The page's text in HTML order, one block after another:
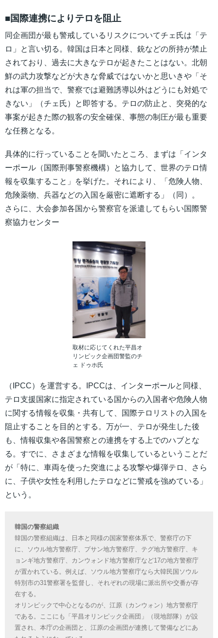
■国際連携によりテロを阻止
同企画団が最も警戒しているリスクについてチェ氏は「テ
ロ」と言い切る。韓国は日本と同様、銃などの所持が禁止
されており、過去に大きなテロが起きたことはない。北朝
鮮の武力攻撃などが大きな脅威ではないかと思いきや「そ
れは軍の担当で、警察では避難誘導以外はどうにも対処で
きない」（チェ氏）と即答する。テロの防止と、突発的な
事案が起きた際の観客の安全確保、事態の制圧が最も重要
な任務となる。
具体的に行っていることを聞いたところ、まずは「インタ
ーポール（国際刑事警察機構）と協力して、世界のテロ情
報を収集すること」を挙げた。それにより、「危険人物、
危険薬物、兵器などの入国を厳密に遮断する」（同）。
さらに、大会参加各国から警察官を派遣してもらい国際警
察協力センター
取材に応じてくれた平昌オ
リンピック企画団警監のチ
ェ ドゥホ氏
（IPCC）を運営する。IPCCは、インターポールと同様、
テロ支援国家に指定されている国からの入国者や危険人物
に関する情報を収集・共有して、国際テロリストの入国を
阻止することを目的とする。万が一、テロが発生した後
も、情報収集や各国警察との連携をする上でのハブとな
る。すでに、さまざまな情報を収集しているということだ
が「特に、車両を使った突進による攻撃や爆弾テロ、さら
に、子供や女性を利用したテロなどに警戒を強めている」
という。
韓国の警察組織
韓国の警察組織は、日本と同様の国家警察体系で、警察庁の下
に、ソウル地方警察庁、プサン地方警察庁、テグ地方警察庁、キ
ョンギ地方警察庁、カンウォンド地方警察庁など17の地方警察庁
が置かれている。例えば、ソウル地方警察庁なら大韓民国ソウル
特別市の31警察署を監督し、それぞれの現場に派出所や交番が存
在する。
オリンピックで中心となるのが、江原（カンウォン）地方警察庁
である。ここにも「平昌オリンピック企画団」（現地部隊）が設
置され、本庁の企画団と、江原の企画団が連携して警備などにあ